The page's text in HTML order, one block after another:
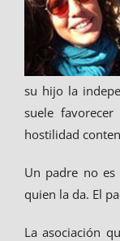
su hijo la
suele
hostilidad
Un padre no es
quien la da. El
La asociación